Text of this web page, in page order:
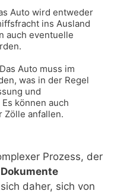
Auto wird entweder
ins Ausland
auch eventuelle
Das Auto muss im
was in der Regel
und
können auch
Zölle anfallen.
Prozess, der
daher, sich von